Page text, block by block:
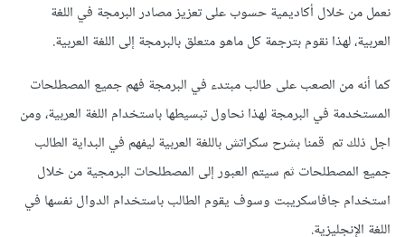
نعمل من خلال أكاديمية حسوب على تعزيز مصادر البرمجة في اللغة
العربية، لهذا نقوم بترجمة كل ماهو متعلق بالبرمجة إلى اللغة العربية.
كما أنه من الصعب على طالب مبتدء في البرمجة فهم جميع المصطلحات
المستخدمة في البرمجة لهذا نحاول تبسيطها باستخدام اللغة العربية، ومن
اجل ذلك تم قمنا بشرح سكراتش باللغة العربية ليفهم في البداية الطالب
جميع المصطلحات ثم سيتم العبور إلى المصطلحات البرمجية من خلال
استخدام جافاسكريبت وسوف يقوم الطالب باستخدام الدوال نفسها في
اللغة الإنجليزية.